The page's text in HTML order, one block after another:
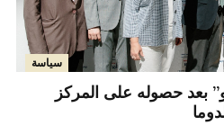
سياسة
بعد حصوله على المركز